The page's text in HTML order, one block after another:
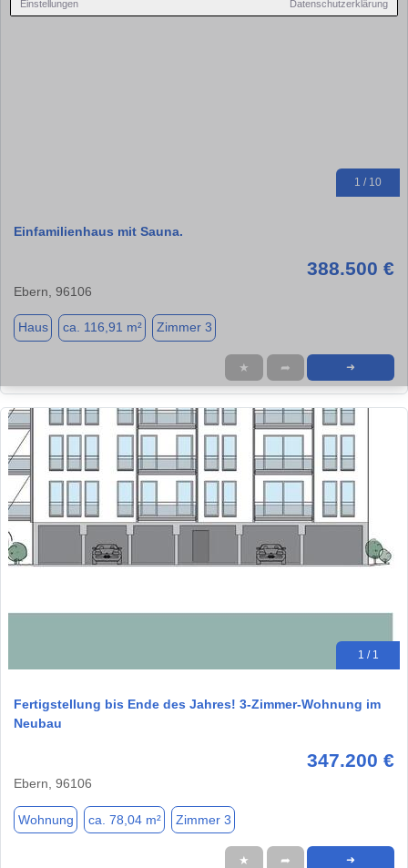
Einstellungen Datenschutzerklärung
1 / 10
Einfamilienhaus mit Sauna.
388.500 €
Ebern, 96106
Haus ca. 116,91 m² Zimmer 3
★ ➦ ➜
1 / 1
Fertigstellung bis Ende des Jahres! 3-Zimmer-Wohnung im
Neubau
347.200 €
Ebern, 96106
Wohnung ca. 78,04 m² Zimmer 3
★ ➦ ➜